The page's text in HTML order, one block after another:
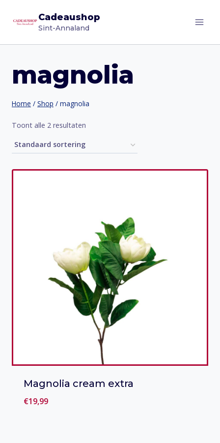
naar
Cadeaushop
Sint-Annaland
magnolia
Home / Shop / magnolia
Toont alle 2 resultaten
Magnolia cream extra
€19,99